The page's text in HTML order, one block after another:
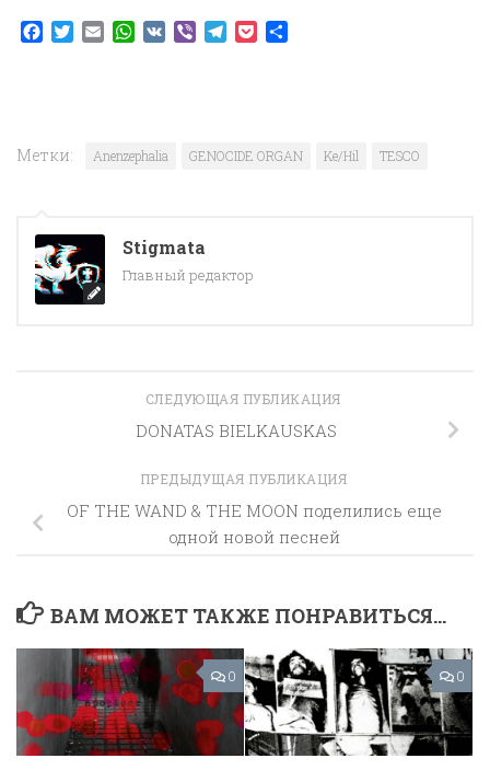
Facebook
TwitterEmailWhatsApp
VK ViberTelegram
Pocket
Метки: Anenzephalia GENOCIDE ORGAN Ke/Hil TESCO
Stigmata
Главный редактор
СЛЕДУЮЩАЯ ПУБЛИКАЦИЯ
DONATAS BIELKAUSKAS
ПРЕДЫДУЩАЯ ПУБЛИКАЦИЯ
OF THE WAND & THE MOON поделились еще
одной новой песней
ВАМ МОЖЕТ ТАКЖЕ ПОНРАВИТЬСЯ...
0 0